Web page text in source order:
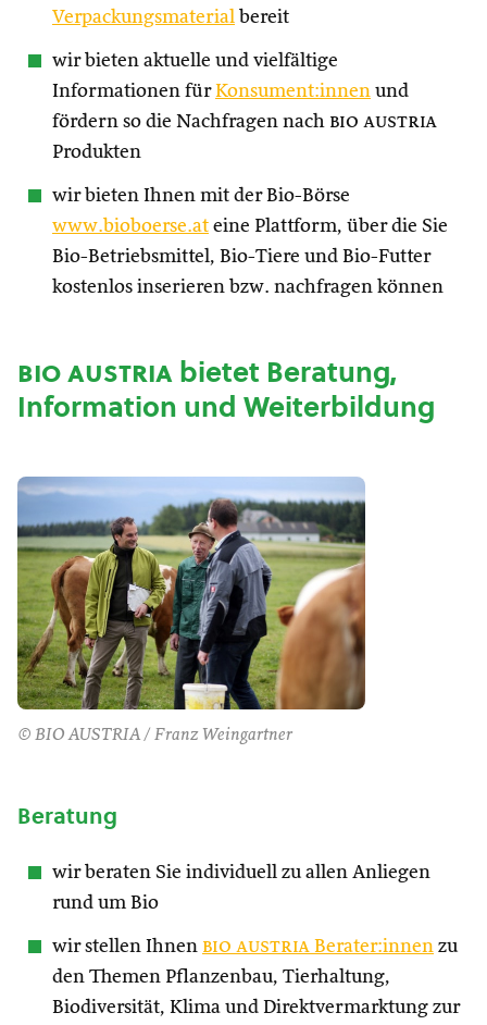
Verpackungsmaterial bereit
wir bieten aktuelle und vielfältige
Informationen fürKonsument:innen und
fördern so die Nachfragen nach bio austria
Produkten
wir bieten Ihnen mit der Bio-Börse
www.bioboerse.at eine Plattform, über die Sie
Bio-Betriebsmittel, Bio-Tiere und Bio-Futter
kostenlos inserieren bzw. nachfragen können
bio austriabietet Beratung,
Information und Weiterbildung
© BIO AUSTRIA / Franz Weingartner
Beratung
wir beraten Sie individuell zu allen Anliegen
rund um Bio
wir stellen Ihnen bio austria Berater:innen zu
den Themen Pflanzenbau, Tierhaltung,
Biodiversität, Klima und Direktvermarktung zur